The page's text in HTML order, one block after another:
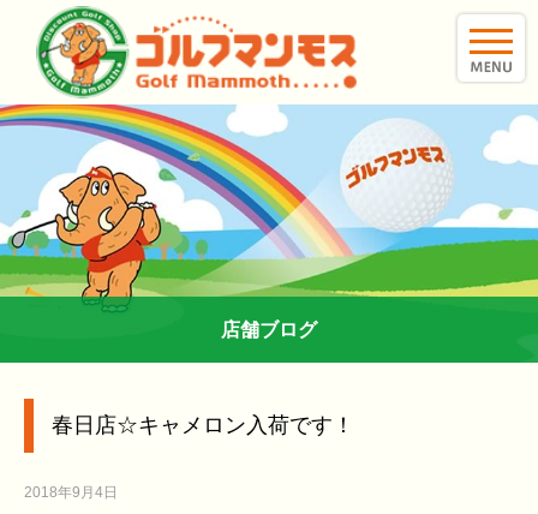
店舗ブログ
春日店☆キャメロン入荷です！
2018年9月4日